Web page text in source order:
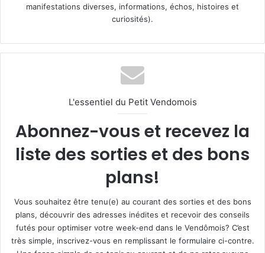
manifestations diverses, informations, échos, histoires et
curiosités).
L'essentiel du Petit Vendomois
Abonnez-vous et recevez la
liste des sorties et des bons
plans!
Vous souhaitez être tenu(e) au courant des sorties et des bons
plans, découvrir des adresses inédites et recevoir des conseils
futés pour optimiser votre week-end dans le Vendômois? C’est
très simple, inscrivez-vous en remplissant le formulaire ci-contre.